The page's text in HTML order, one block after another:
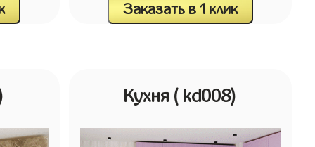
Заказать в 1 клик
Кухня ( kd008)